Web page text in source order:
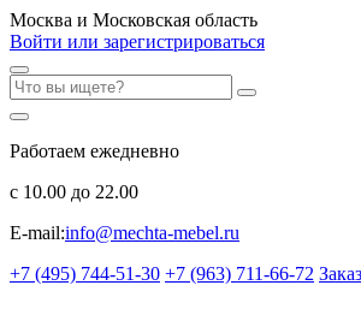
Москва и Московская область
Войти или зарегистрироваться
Работаем ежедневно
с 10.00 до 22.00
E-mail:info@mechta-mebel.ru
+7 (495) 744-51-30 +7 (963) 711-66-72